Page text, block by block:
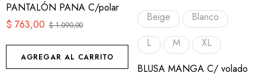
PANTALÓN PANA C/polar
$1.090,00
$ 763,00
AGREGAR AL CARRITO
Beige
Blanco
L
M
XL
BLUSA MANGA C/ volado